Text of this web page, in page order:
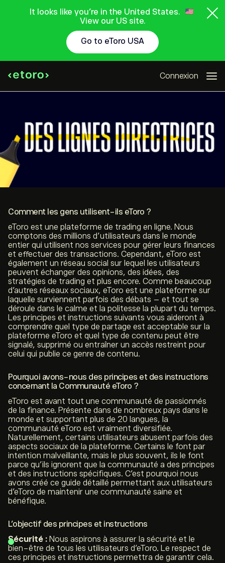
It looks like you're in the United States.
View our US site.
Go to eToro USA
Connexion
Comment les gens utilisent-ils eToro ?
eToro est une plateforme de trading en ligne. Nous
comptons des millions d’utilisateurs dans le monde
entier qui utilisent nos services pour gérer leurs finances
et effectuer des transactions. Cependant, eToro est
également un réseau social sur lequel les utilisateurs
peuvent échanger des opinions, des idées, des
stratégies de trading et plus encore. Comme beaucoup
d’autres réseaux sociaux, eToro est une plateforme sur
laquelle surviennent parfois des débats – et tout se
déroule dans le calme et la politesse la plupart du temps.
Les principes et instructions suivants vous aideront à
comprendre quel type de partage est acceptable sur la
plateforme eToro et quel type de contenu peut être
signalé, supprimé ou entraîner un accès restreint pour
celui qui publie ce genre de contenu.
Pourquoi avons-nous des principes et des instructions
concernant la Communauté eToro ?
eToro est avant tout une communauté de passionnés
de la finance. Présente dans de nombreux pays dans le
monde et supportant plus de 20 langues, la
communauté eToro est vraiment diversifiée.
Naturellement, certains utilisateurs abusent parfois des
aspects sociaux de la plateforme. Certains le font par
intention malveillante, mais le plus souvent, ils le font
parce qu’ils ignorent que la communauté a des principes
et des instructions spécifiques. C’est pourquoi nous
avons créé ce guide détaillé permettant aux utilisateurs
d’eToro de maintenir une communauté saine et
bénéfique.
L’objectif des principes et instructions
Sécurité : Nous aspirons à assurer la sécurité et le
bien-être de tous les utilisateurs d’eToro. Le respect de
ces principes et instructions permettra de garantir cela.